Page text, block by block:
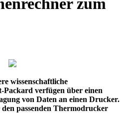
zum
wissenschaftliche
Packard verfügen über einen
von Daten an einen Drucker.
passenden Thermodrucker